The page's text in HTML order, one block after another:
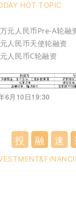
HOT TOPIC
元人民币Pre-A轮融
人民币天使轮融资
人民币C轮融资
6月10 日19:30
投 融 速